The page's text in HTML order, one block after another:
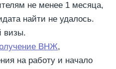
не менее 1 месяца,
найти не удалось.
визы.
ВНЖ,
на работу и начало